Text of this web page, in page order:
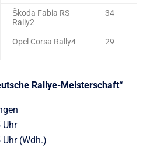
Škoda Fabia RS
Rally2
34
Opel Corsa Rally4 29
Rallye-Meisterschaft“
Uhr
(Wdh.)